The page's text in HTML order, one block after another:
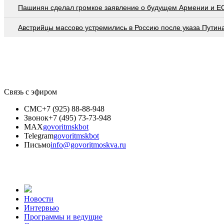
Пашинян сделал громкое заявление о будущем Армении и
Австрийцы массово устремились в Россию после указа
Связь с эфиром
СМС+7 (925) 88-88-948
Звонок+7 (495) 73-73-948
MAXgovoritmskbot
Telegramgovoritmskbot
Письмоinfo@govoritmoskva.ru
Новости
Интервью
Программы и ведущие